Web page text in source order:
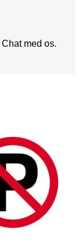
med os.